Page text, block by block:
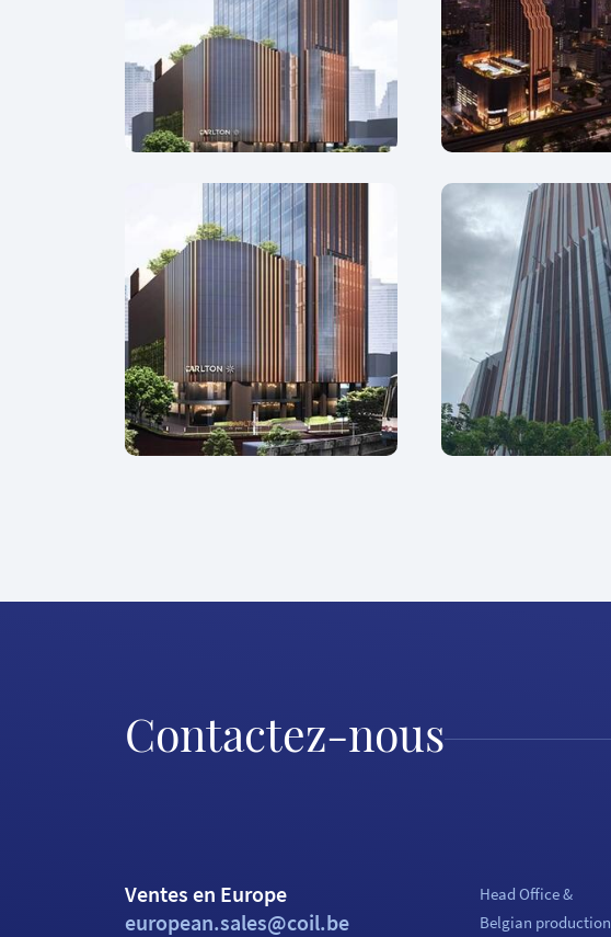
Contactez-nous
Ventes en Europe
european.sales@coil.be
Head Office &
Belgian production